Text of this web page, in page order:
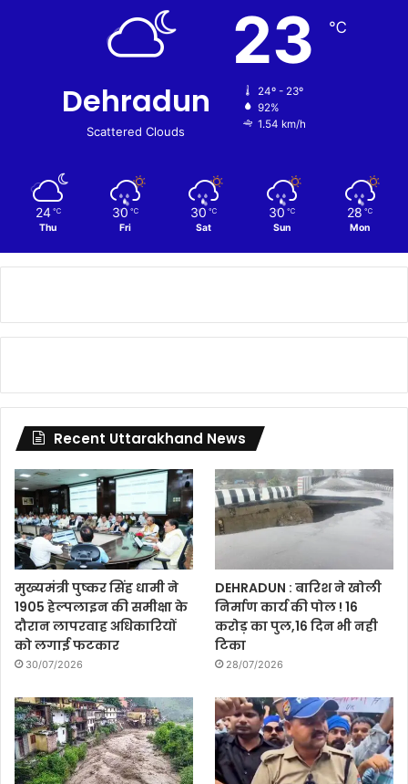
Dehradun
Scattered Clouds
23 ℃
24º - 23º
92%
1.54 km/h
24 ℃
Thu
30 ℃
Fri
30 ℃
Sat
30 ℃
Sun
28 ℃
Mon
Recent Uttarakhand News
मुख्यमंत्री पुष्कर सिंह धामी ने
1905 हेल्पलाइन की समीक्षा के
दौरान लापरवाह अधिकारियों
को लगाई फटकार
30/07/2026
DEHRADUN : बारिश ने खोली
निर्माण कार्य की पोल ! 16
करोड़ का पुल,16 दिन भी नही
टिका
28/07/2026